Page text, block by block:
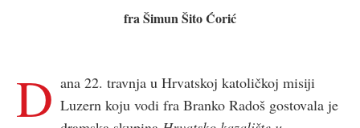
fra Šimun Šito Ćorić
D ana 22. travnja u Hrvatskoj katoličkoj misiji
Luzern koju vodi fra Branko Radoš gostovala je